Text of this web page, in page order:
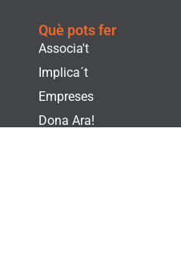
Què pots fer
Associa't
Implica´t
Empreses
Dona Ara!